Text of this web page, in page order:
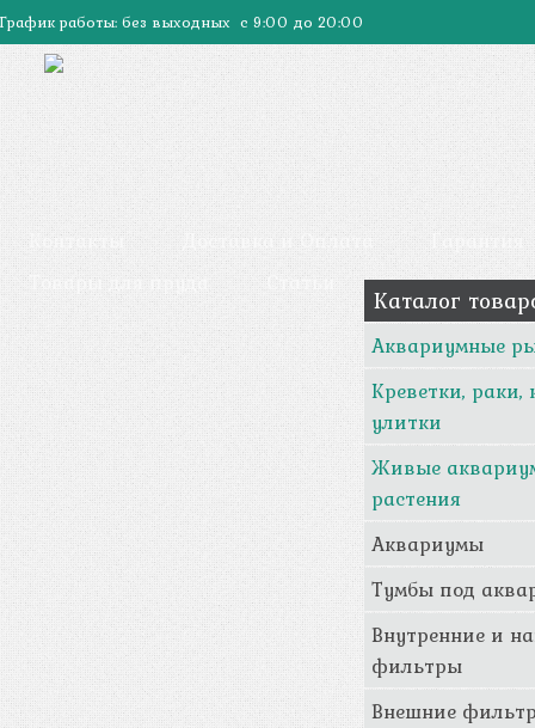
График работы: без выходных с 9:00 до 20:00
Контакты Доставка и Оплата
Гарантия
Товары для пруда
Статьи
Каталог
Аквариумные
Креветки, раки,
улитки
Живые
растения
Аквариумы
Тумбы под
Внутренние и
фильтры
Внешние